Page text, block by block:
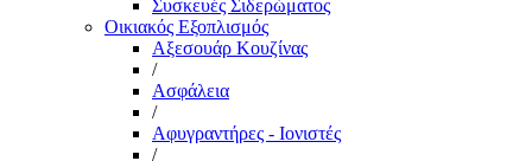
Συσκευές Σιδερώματος
Οικιακός Εξοπλισμός
Αξεσουάρ Κουζίνας
/
Ασφάλεια
/
Αφυγραντήρες - Ιονιστές
/